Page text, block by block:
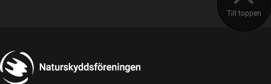
Till toppen